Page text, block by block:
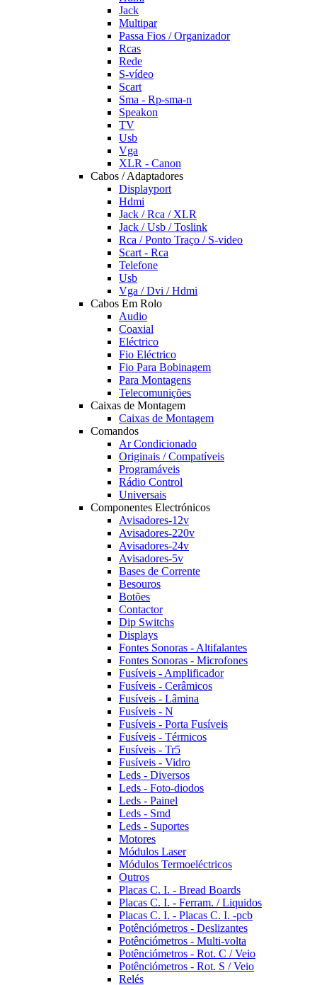
Jack
Multipar
Passa Fios / Organizador
Rcas
Rede
S-vídeo
Scart
Sma - Rp-sma-n
Speakon
TV
Usb
Vga
XLR - Canon
Cabos / Adaptadores
Displayport
Hdmi
Jack / Rca / XLR
Jack / Usb / Toslink
Rca / Ponto Traço / S-video
Scart - Rca
Telefone
Usb
Vga / Dvi / Hdmi
Cabos Em Rolo
Audio
Coaxial
Eléctrico
Fio Eléctrico
Fio Para Bobinagem
Para Montagens
Telecomunições
Caixas de Montagem
Caixas de Montagem
Comandos
Ar Condicionado
Originais / Compatíveis
Programáveis
Rádio Control
Universais
Componentes Electrónicos
Avisadores-12v
Avisadores-220v
Avisadores-24v
Avisadores-5v
Bases de Corrente
Besouros
Botões
Contactor
Dip Switchs
Displays
Fontes Sonoras - Altifalantes
Fontes Sonoras - Microfones
Fusíveis - Amplificador
Fusíveis - Cerâmicos
Fusíveis - Lâmina
Fusíveis - N
Fusíveis - Porta Fusíveis
Fusíveis - Térmicos
Fusíveis - Tr5
Fusíveis - Vidro
Leds - Diversos
Leds - Foto-diodos
Leds - Painel
Leds - Smd
Leds - Suportes
Motores
Módulos Laser
Módulos Termoeléctricos
Outros
Placas C. I. - Bread Boards
Placas C. I. - Ferram. / Liquidos
Placas C. I. - Placas C. I. -pcb
Potênciómetros - Deslizantes
Potênciómetros - Multi-volta
Potênciómetros - Rot. C / Veio
Potênciómetros - Rot. S / Veio
Relés